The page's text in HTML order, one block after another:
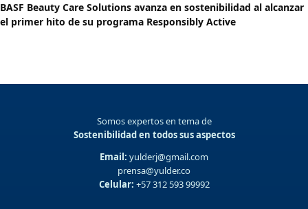
BASF Beauty Care Solutions avanza en sostenibilidad al alcanzar
el primer hito de su programa Responsibly Active
Somos expertos en tema de
Sostenibilidad en todos sus aspectos
Email: yulderj@gmail.com
prensa@yulder.co
Celular: +57 312 593 99992